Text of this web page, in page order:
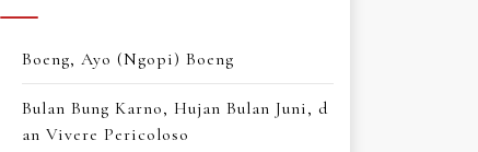
Boeng, Ayo (Ngopi) Boeng
Bulan Bung Karno, Hujan Bulan Juni, d
an Vivere Pericoloso